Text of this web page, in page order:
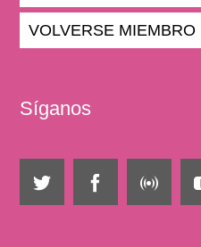
VOLVERSE MIEMBRO
Síganos